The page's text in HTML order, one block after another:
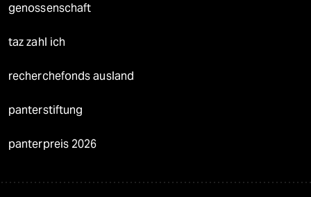
genossenschaft
taz zahl ich
recherchefonds ausland
panterstiftung
panterpreis 2026